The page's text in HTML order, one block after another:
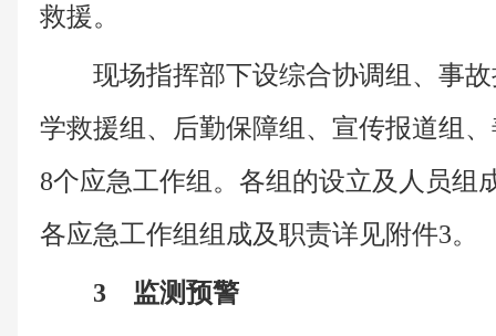
救援。
现场指挥部下设综合协调组、事
学救援组、后勤保障组、宣传报道组
8个应急工作组。各组的设立及人员组
各应急工作组组成及职责详见附件3。
3 监测预警